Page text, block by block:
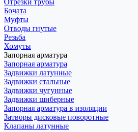
Отрезки трубы
Бочата
Муфты
Отводы гнутые
Резьба
Хомуты
Запорная арматура
Запорная арматура
Задвижки латунные
Задвижки стальные
Задвижки чугунные
Задвижки шиберные
Запорная арматура в изоляции
Затворы дисковые поворотные
Клапаны латунные